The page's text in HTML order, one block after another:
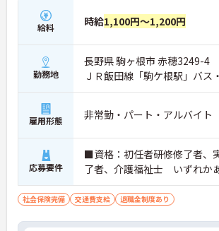
給料 時給1,100円～1,200円
勤務地
長野県 駒ヶ根市 赤穂3249-4
ＪＲ飯田線「駒ケ根駅」バス
雇用形態 非常勤・パート・アルバイト
応募要件
■資格：初任者研修修了者、
了者、介護福祉士 いずれか
社会保険完備 交通費支給 退職金制度あり